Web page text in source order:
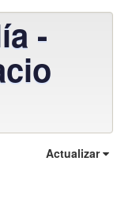
-
Actualizar